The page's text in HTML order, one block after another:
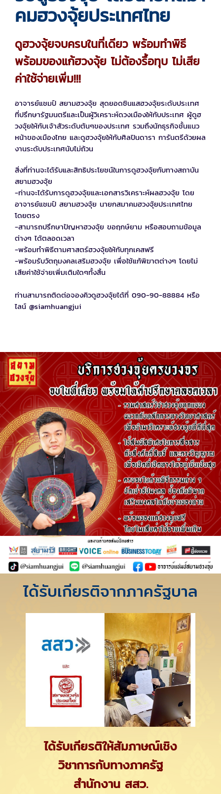
คมฮวงจุ้ยประเทศไทย
ดูฮวงจุ้ยจบครบในที่เดียว พร้อมทำพิธี
พร้อมของแก้ฮวงจุ้ย ไม่ต้องรื้อทุบ ไม่เสีย
ค่าใช้จ่ายเพิ่ม!!!
อาจารย์แชมป์ สยามฮวงจุ้ย สุดยอดซินแสฮวงจุ้ยระดับประเทศ
ที่ปรึกษารัฐมนตรีและเป็นผู้วิเคราะห์ดวงเมืองให้กับประเทศ ผู้ดูฮ
วงจุ้ยให้กับเจ้าสัวระดับต้นๆของประเทศ รวมถึงนักธุรกิจชั้นแนว
หน้าของเมืองไทย และดูฮวงจุ้ยให้กับศิลปินดารา การันตรีด้วยผล
งานระดับประเทศนับไม่ถ้วน
สิ่งที่ท่านจะได้รับและสิทธิประโยชน์ในการดูฮวงจุ้ยกับทางสถาบัน
สยามฮวงจุ้ย
-ท่านจะได้รับการดูฮวงจุ้ยและเอกสารวิเคราะห์ผลฮวงจุ้ย โดย
อาจารย์แชมป์ สยามฮวงจุ้ย นายกสมาคมฮวงจุ้ยประเทศไทย
โดยตรง
-สามารถปรึกษาปัญหาฮวงจุ้ย ขอฤกษ์ยาม หรือสอบถามข้อมูล
ต่างๆ ได้ตลอดเวลา
-พร้อมทำพิธีตามศาสตร์ฮวงจุ้ยให้กับทุกเคสฟรี
-พร้อมรับวัตถุมงคลเสริมฮวงจุ้ย เพื่อใช้แก้พิฆาตต่างๆ โดยไม่
เสียค่าใช้จ่ายเพิ่มเติมใดๆทั้งสิ้น
ท่านสามารถติดต่อจองคิวดูฮวงจุ้ยได้ที่ 090-90-88884 หรือ
ไลน์ @siamhuangjui
ได้รับเกียรติจากภาครัฐบาล
ได้รับเกียรติให้สัมภาษณ์เชิง
วิชาการกับทางภาครัฐ
สำนักงาน สสว.